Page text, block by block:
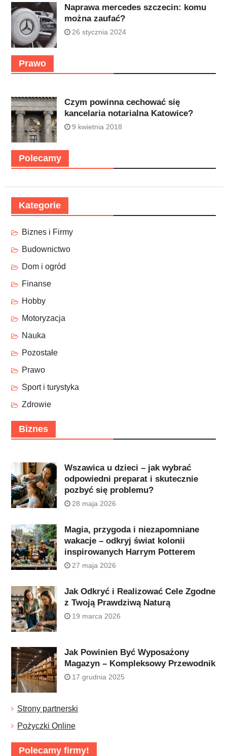
Naprawa mercedes szczecin: komu
można zaufać?
26 stycznia 2024
Prawo
Czym powinna cechować się
kancelaria notarialna Katowice?
9 kwietnia 2018
Polecamy
Kategorie
Biznes i Firmy
Budownictwo
Dom i ogród
Finanse
Hobby
Motoryzacja
Nauka
Pozostałe
Prawo
Sport i turystyka
Zdrowie
Biznes
Wszawica u dzieci – jak wybrać
odpowiedni preparat i skutecznie
pozbyć się problemu?
28 maja 2026
Magia, przygoda i niezapomniane
wakacje – odkryj świat kolonii
inspirowanych Harrym Potterem
27 maja 2026
Jak Odkryć i Realizować Cele Zgodne
z Twoją Prawdziwą Naturą
19 marca 2026
Jak Powinien Być Wyposażony
Magazyn – Kompleksowy Przewodnik
17 grudnia 2025
Strony partnerski
Pożyczki Online
Polecamy firmy!